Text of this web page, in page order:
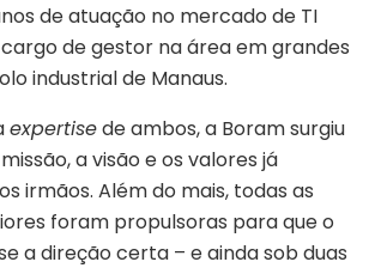
de atuação no mercado de TI
de gestor na área em grandes
industrial de Manaus.
expertisede ambos, a Boram surgiu
a visão e os valores já
irmãos. Além do mais, todas as
foram propulsoras para que o
a direção certa – e ainda sob duas